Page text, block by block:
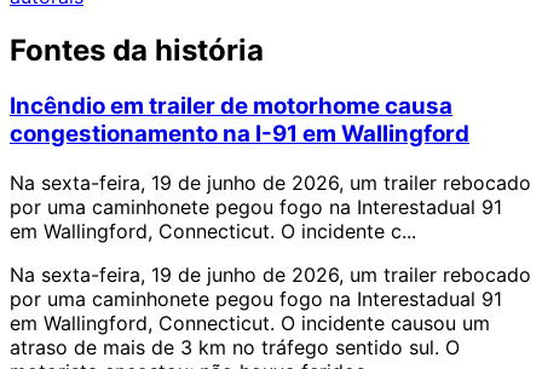
Fontes da história
Incêndio em trailer de motorhome causa
congestionamento na I-91 em Wallingford
Na sexta-feira, 19 de junho de 2026, um trailer rebocado
por uma caminhonete pegou fogo na Interestadual 91
em Wallingford, Connecticut. O incidente c...
Na sexta-feira, 19 de junho de 2026, um trailer rebocado
por uma caminhonete pegou fogo na Interestadual 91
em Wallingford, Connecticut. O incidente causou um
atraso de mais de 3 km no tráfego sentido sul. O